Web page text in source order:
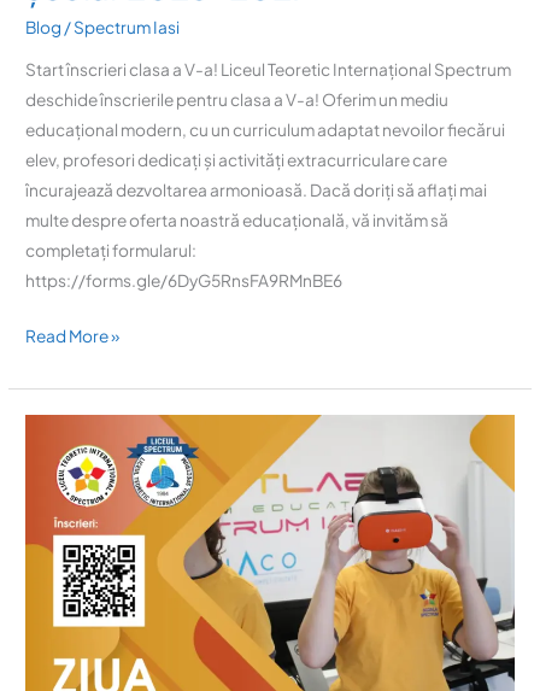
Blog /Spectrum Iasi
Start înscrieri clasa a V-a! Liceul Teoretic Internațional Spectrum
deschide înscrierile pentru clasa a V-a! Oferim un mediu
educațional modern, cu un curriculum adaptat nevoilor fiecărui
elev, profesori dedicați și activități extracurriculare care
încurajează dezvoltarea armonioasă. Dacă doriți să aflați mai
multe despre oferta noastră educațională, vă invităm să
completați formularul:
https://forms.gle/6DyG5RnsFA9RMnBE6
Read More »
Porților
Deschise,
februarie
2026